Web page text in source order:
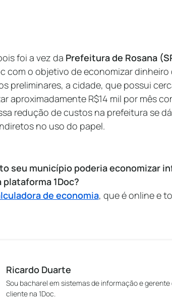
foi a vez da Prefeitura de Rosana
com o objetivo de economizar
preliminares, a cidade, que possui
aproximadamente R$14 mil por mês
redução de custos na prefeitura se
no uso do papel.
seu município poderia economizar
1Doc?
de economia, que é online e
Ricardo Duarte
Sou bacharel em sistemas de informação e
cliente na 1Doc.